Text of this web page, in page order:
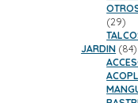
2929
JARDIN 8484